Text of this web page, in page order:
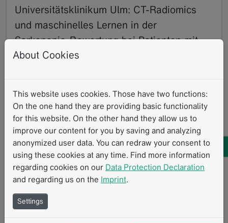
Universitätsklinikum Ulm: CT-Radiomics
und maschinelles Lernen in der
Sarkopenie-Bewertung bei Patienten mit
Speiseröhren- oder Magenkrebs
des Universitätsklinikums Ulm die Rolle der
Sarkopenie bei Patienten mit Speiseröhren- oder…
Read more
Forschung mit mint Klinische Forschung Klinische Studien
Standardisierte Messverfahren Klinische Routine
Immuntherapie Therapiewirkungsbewertung
Strukturierte Berichterstattung iRECIST
About Cookies
This website uses cookies. Those have two functions:
On the one hand they are providing basic functionality
for this website. On the other hand they allow us to
improve our content for you by saving and analyzing
anonymized user data. You can redraw your consent to
using these cookies at any time. Find more information
regarding cookies on our Data Protection Declaration
and regarding us on the Imprint.
Settings